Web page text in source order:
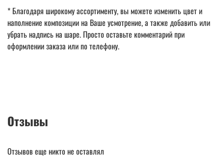
* Благодаря широкому ассортименту, вы можете изменить цвет и
наполнение композиции на Ваше усмотрение, а также добавить или
убрать надпись на шаре. Просто оставьте комментарий при
оформлении заказа или по телефону.
Отзывы
Отзывов еще никто не оставлял